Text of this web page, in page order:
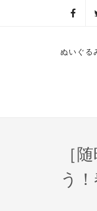
ぬいぐる
［
う